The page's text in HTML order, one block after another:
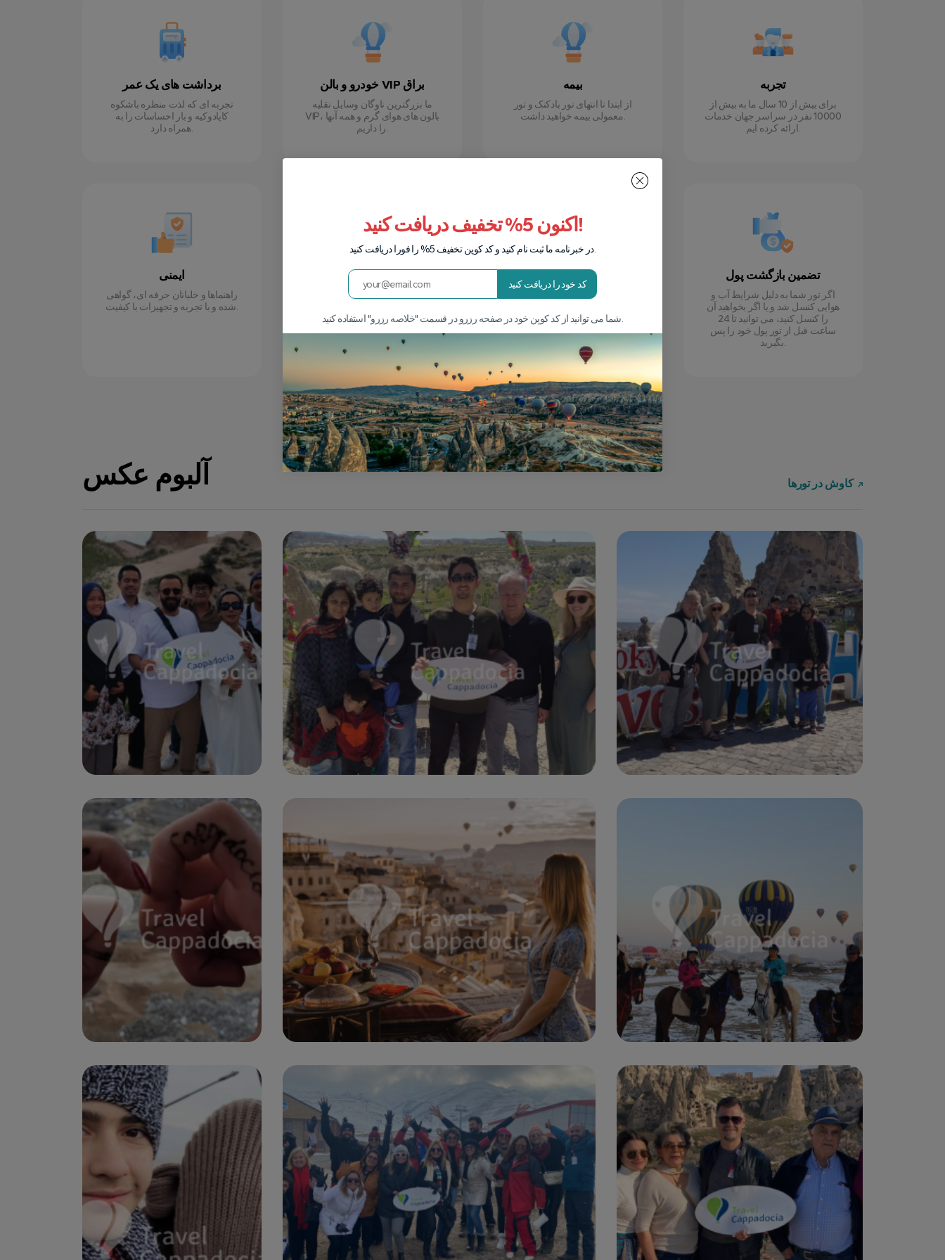
برداشت های یک عمر
تجربه ای که لذت منظره باشکوه
کاپادوکیه و بار احساسات را به
همراه دارد.
خودرو و بالن VIP براق
ما بزرگترین ناوگان وسایل نقلیه
VIP، بالون های هوای گرم و همه آنها
را داریم.
بیمه
از ابتدا تا انتهای تور بادکنک و تور
معمولی بیمه خواهید داشت.
تجربه
برای بیش از 10 سال ما به بیش از
10000 نفر در سراسر جهان خدمات
ارائه کرده ایم.
ایمنی
راهنماها و خلبانان حرفه ای، گواهی
شده و با تجربه و تجهیزات با کیفیت.
استفاده از تجهیزات مدرن آسایش و
از تورها تضمین می کند.
شرکت دارای مجوز
گردشگری
9497 از اتحادیه آژانس های
مسافرتی ترکیه هستیم.
تضمین بازگشت پول
اگر تور شما به دلیل شرایط آب و
هوایی کنسل شد و یا اگر بخواهید آن
را کنسل کنید، می توانید تا 24
ساعت قبل از تور پول خود را پس
بگیرید.
آلبوم عکس کاوش در تورها
اکنون 5% تخفیف دریافت کنید!
در خبرنامه ما ثبت نام کنید و کد کوپن تخفیف 5% را فورا دریافت کنید.
کد خود را دریافت کنید
شما می توانید از کد کوپن خود در صفحه رزرو در قسمت "خلاصه رزرو" استفاده کنید.